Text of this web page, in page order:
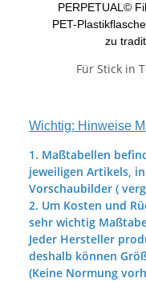
PERPETUAL©
PET-
zu
Für Stick in
Wichtig: Hinweise
1. Maßtabellen
jeweiligen Artikels,
Vorschaubilder (
2. Um Kosten und
sehr wichtig
Jeder Hersteller
deshalb können
(Keine Normung